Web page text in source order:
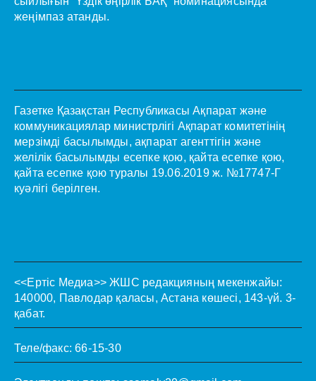
жеңімпаз атанды.
Газетке Қазақстан Республикасы Ақпарат және
коммуникациялар министрлігі Ақпарат комитетінің
мерзімді басылымды, ақпарат агенттігін және
желілік басылымды есепке қою, қайта есепке қою,
қайта есепке қою туралы 19.06.2019 ж. №17747-Г
куәлігі берілген.
<<Ертіс Медиа>> ЖШС редакцияның мекенжайы:
140000, Павлодар қаласы, Астана көшесі, 143-үй. 3-
қабат.
Теле/факс: 66-15-30